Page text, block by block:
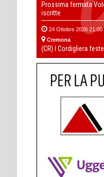
Prossima fermata
iscritte
24 Ottobre 2026 21:00
Cremona
(CR) I Cordigliera